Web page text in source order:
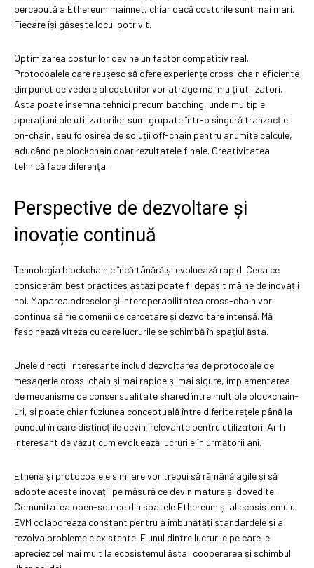
percepută a Ethereum mainnet, chiar dacă costurile sunt mai mari.
Fiecare își găsește locul potrivit.
Optimizarea costurilor devine un factor competitiv real.
Protocoalele care reușesc să ofere experiențe cross-chain eficiente
din punct de vedere al costurilor vor atrage mai mulți utilizatori.
Asta poate însemna tehnici precum batching, unde multiple
operațiuni ale utilizatorilor sunt grupate într-o singură tranzacție
on-chain, sau folosirea de soluții off-chain pentru anumite calcule,
aducând pe blockchain doar rezultatele finale. Creativitatea
tehnică face diferența.
Perspective de dezvoltare și
inovație continuă
Tehnologia blockchain e încă tânără și evoluează rapid. Ceea ce
considerăm best practices astăzi poate fi depășit mâine de inovații
noi. Maparea adreselor și interoperabilitatea cross-chain vor
continua să fie domenii de cercetare și dezvoltare intensă. Mă
fascinează viteza cu care lucrurile se schimbă în spațiul ăsta.
Unele direcții interesante includ dezvoltarea de protocoale de
mesagerie cross-chain și mai rapide și mai sigure, implementarea
de mecanisme de consensualitate shared între multiple blockchain-
uri, și poate chiar fuziunea conceptuală între diferite rețele până la
punctul în care distincțiile devin irelevante pentru utilizatori. Ar fi
interesant de văzut cum evoluează lucrurile în următorii ani.
Ethena și protocoalele similare vor trebui să rămână agile și să
adopte aceste inovații pe măsură ce devin mature și dovedite.
Comunitatea open-source din spatele Ethereum și al ecosistemului
EVM colaborează constant pentru a îmbunătăți standardele și a
rezolva problemele existente. E unul dintre lucrurile pe care le
apreciez cel mai mult la ecosistemul ăsta: cooperarea și schimbul